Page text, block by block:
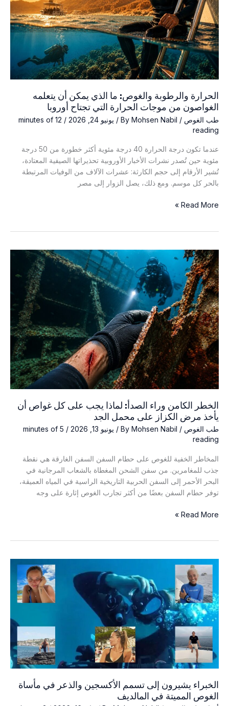
الحرارة والرطوبة والغوص: ما الذي يمكن أن يتعلمه
الغواصون من موجات الحرارة التي تجتاح أوروبا
طب الغوص/ By
Mohsen Nabil
/يونيو 24, 2026 /
12 minutes of
reading
عندما تكون درجة الحرارة 40 درجة مئوية أكثر خطورة من 50 درجة
مئوية حين تُصدر نشرات الأخبار الأوروبية تحذيراتها الصيفية المعتادة،
تُشير الأرقام إلى حجم الكارثة: عشرات الآلاف من الوفيات المرتبطة
بالحر كل موسم. ومع ذلك، يصل الزوار إلى مصر
الحرارة
الذي
يمكن
يتعلمه
الغواصون
موجات
الحرارة
التي
تجتاح
أوروبا
Read More »
الخطر الكامن وراء الصدأ: لماذا يجب على كل غواص أن
يأخذ مرض الكزاز على محمل الجد
طب الغوص/ By
Mohsen Nabil
/يونيو 13, 2026 /
5 minutes of
reading
المخاطر الخفية للغوص على حطام السفن السفن الغارقة هي نقطة
جذب للمغامرين. من سفن الشحن المغطاة بالشعاب المرجانية في
البحر الأحمر إلى السفن الحربية التاريخية الراسية في المياه العميقة،
توفر حطام السفن بعضًا من أكثر تجارب الغوص إثارة على وجه
الخطر
لماذا
غواص
مرض
الكزاز
على
الجد
Read More »
الخبراء يشيرون إلى تسمم الأكسجين والذعر في مأساة
الغوص المميتة في المالديف